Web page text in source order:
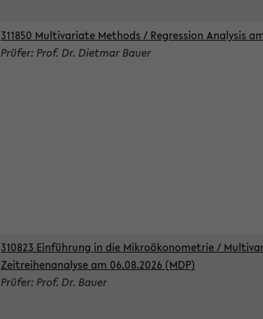
311850 Multivariate Methods / Regression Analysis
Prüfer: Prof. Dr. Dietmar Bauer
310823 Einführung in die Mikroökonometrie /
Zeitreihenanalyse am 06.08.2026 (MDP)
Prüfer: Prof. Dr. Bauer